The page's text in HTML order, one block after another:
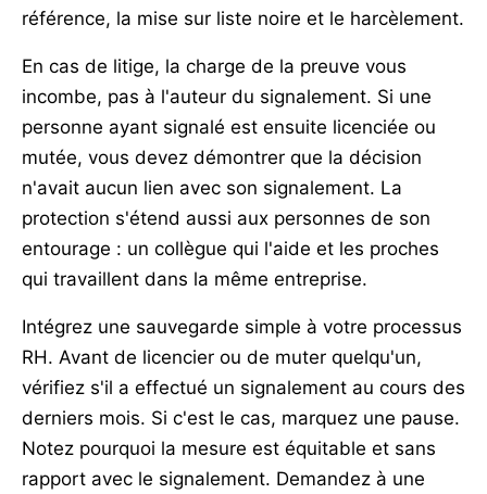
référence, la mise sur liste noire et le harcèlement.
En cas de litige, la charge de la preuve vous
incombe, pas à l'auteur du signalement. Si une
personne ayant signalé est ensuite licenciée ou
mutée, vous devez démontrer que la décision
n'avait aucun lien avec son signalement. La
protection s'étend aussi aux personnes de son
entourage : un collègue qui l'aide et les proches
qui travaillent dans la même entreprise.
Intégrez une sauvegarde simple à votre processus
RH. Avant de licencier ou de muter quelqu'un,
vérifiez s'il a effectué un signalement au cours des
derniers mois. Si c'est le cas, marquez une pause.
Notez pourquoi la mesure est équitable et sans
rapport avec le signalement. Demandez à une